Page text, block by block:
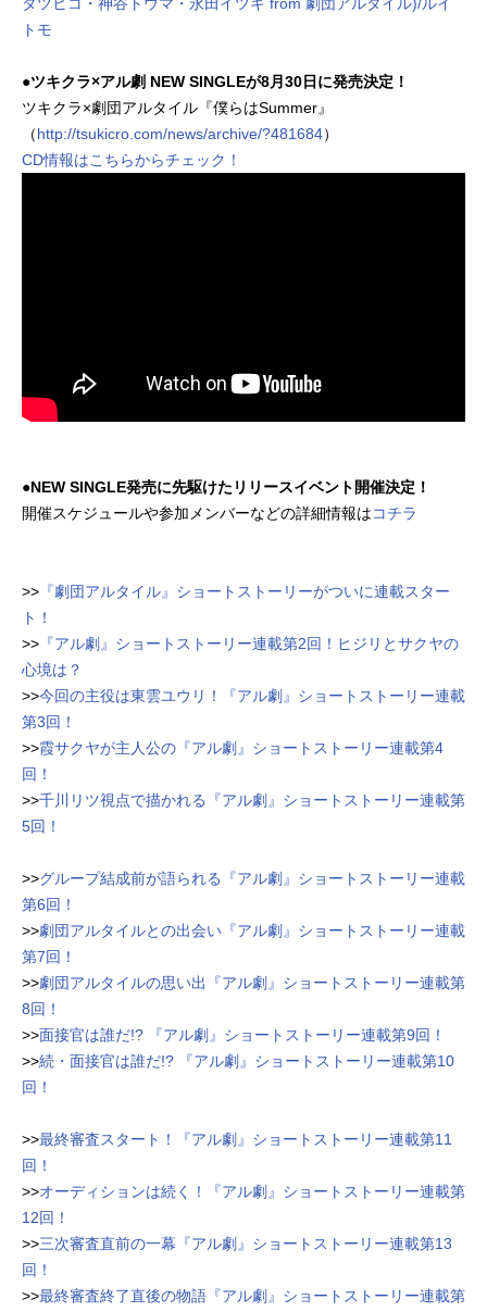
トモ
●ツキクラ×アル劇 NEW SINGLEが8月30日に発売決定！
ツキクラ×劇団アルタイル『僕らはSummer』
（http://tsukicro.com/news/archive/?481684）
CD情報はこちらからチェック！
●NEW SINGLE発売に先駆けたリリースイベント開催決定！
開催スケジュールや参加メンバーなどの詳細情報はコチラ
>> 『劇団アルタイル』ショートストーリーがついに連載スター
ト！
>> 『アル劇』ショートストーリー連載第2回！ヒジリとサクヤの
心境は？
>>今回の主役は東雲ユウリ！『アル劇』ショートストーリー連載
第3回！
>>霞サクヤが主人公の『アル劇』ショートストーリー連載第4
回！
>>千川リツ視点で描かれる『アル劇』ショートストーリー連載第
5回！
>>グループ結成前が語られる『アル劇』ショートストーリー連載
第6回！
>>劇団アルタイルとの出会い『アル劇』ショートストーリー連載
第7回！
>>劇団アルタイルの思い出『アル劇』ショートストーリー連載第
8回！
>>面接官は誰だ!? 『アル劇』ショートストーリー連載第9回！
>>続・面接官は誰だ!? 『アル劇』ショートストーリー連載第10
回！
>>最終審査スタート！『アル劇』ショートストーリー連載第11
回！
>>オーディションは続く！『アル劇』ショートストーリー連載第
12回！
>>三次審査直前の一幕『アル劇』ショートストーリー連載第13
回！
>>最終審査終了直後の物語『アル劇』ショートストーリー連載第